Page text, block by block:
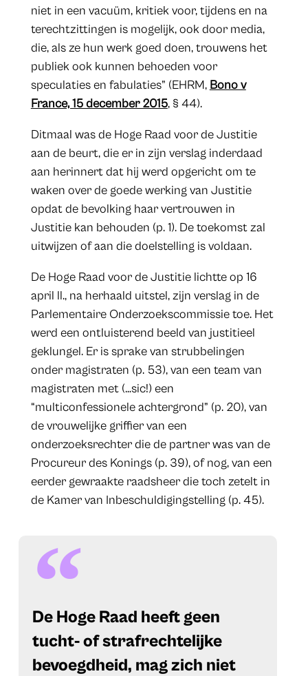
niet in een vacuüm, kritiek voor, tijdens en na
terechtzittingen is mogelijk, ook door media,
die, als ze hun werk goed doen, trouwens het
publiek ook kunnen behoeden voor
speculaties en fabulaties” (EHRM, Bono v
France, 15 december 2015, § 44).
Ditmaal was de Hoge Raad voor de Justitie
aan de beurt, die er in zijn verslag inderdaad
aan herinnert dat hij werd opgericht om te
waken over de goede werking van Justitie
opdat de bevolking haar vertrouwen in
Justitie kan behouden (p. 1). De toekomst zal
uitwijzen of aan die doelstelling is voldaan.
De Hoge Raad voor de Justitie lichtte op 16
april ll., na herhaald uitstel, zijn verslag in de
Parlementaire Onderzoekscommissie toe. Het
werd een ontluisterend beeld van justitieel
geklungel. Er is sprake van strubbelingen
onder magistraten (p. 53), van een team van
magistraten met (…sic!) een
“multiconfessionele achtergrond” (p. 20), van
de vrouwelijke griffier van een
onderzoeksrechter die de partner was van de
Procureur des Konings (p. 39), of nog, van een
eerder gewraakte raadsheer die toch zetelt in
de Kamer van Inbeschuldigingstelling (p. 45).
De Hoge Raad heeft geen
tucht- of strafrechtelijke
bevoegdheid, mag zich niet